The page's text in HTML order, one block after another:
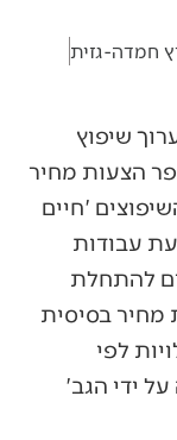
חמדה-גזית
שיפוץ
הצעות מחיר
'חיים
עבודות
להתחלת
מחיר בסיסית
לפי
ידי הגב'